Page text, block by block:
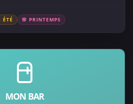
🌸 PRINTEMPS
MON BAR